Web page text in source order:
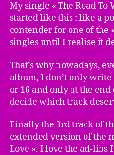
My single « The Road To
started like this : like a
contender for one of the
singles until I realise it
That’s why nowadays,
album, I don’t only write
or 16 and only at the
decide which track
Finally the 3rd track of
extended version of the
Love ». I love the ad-libs